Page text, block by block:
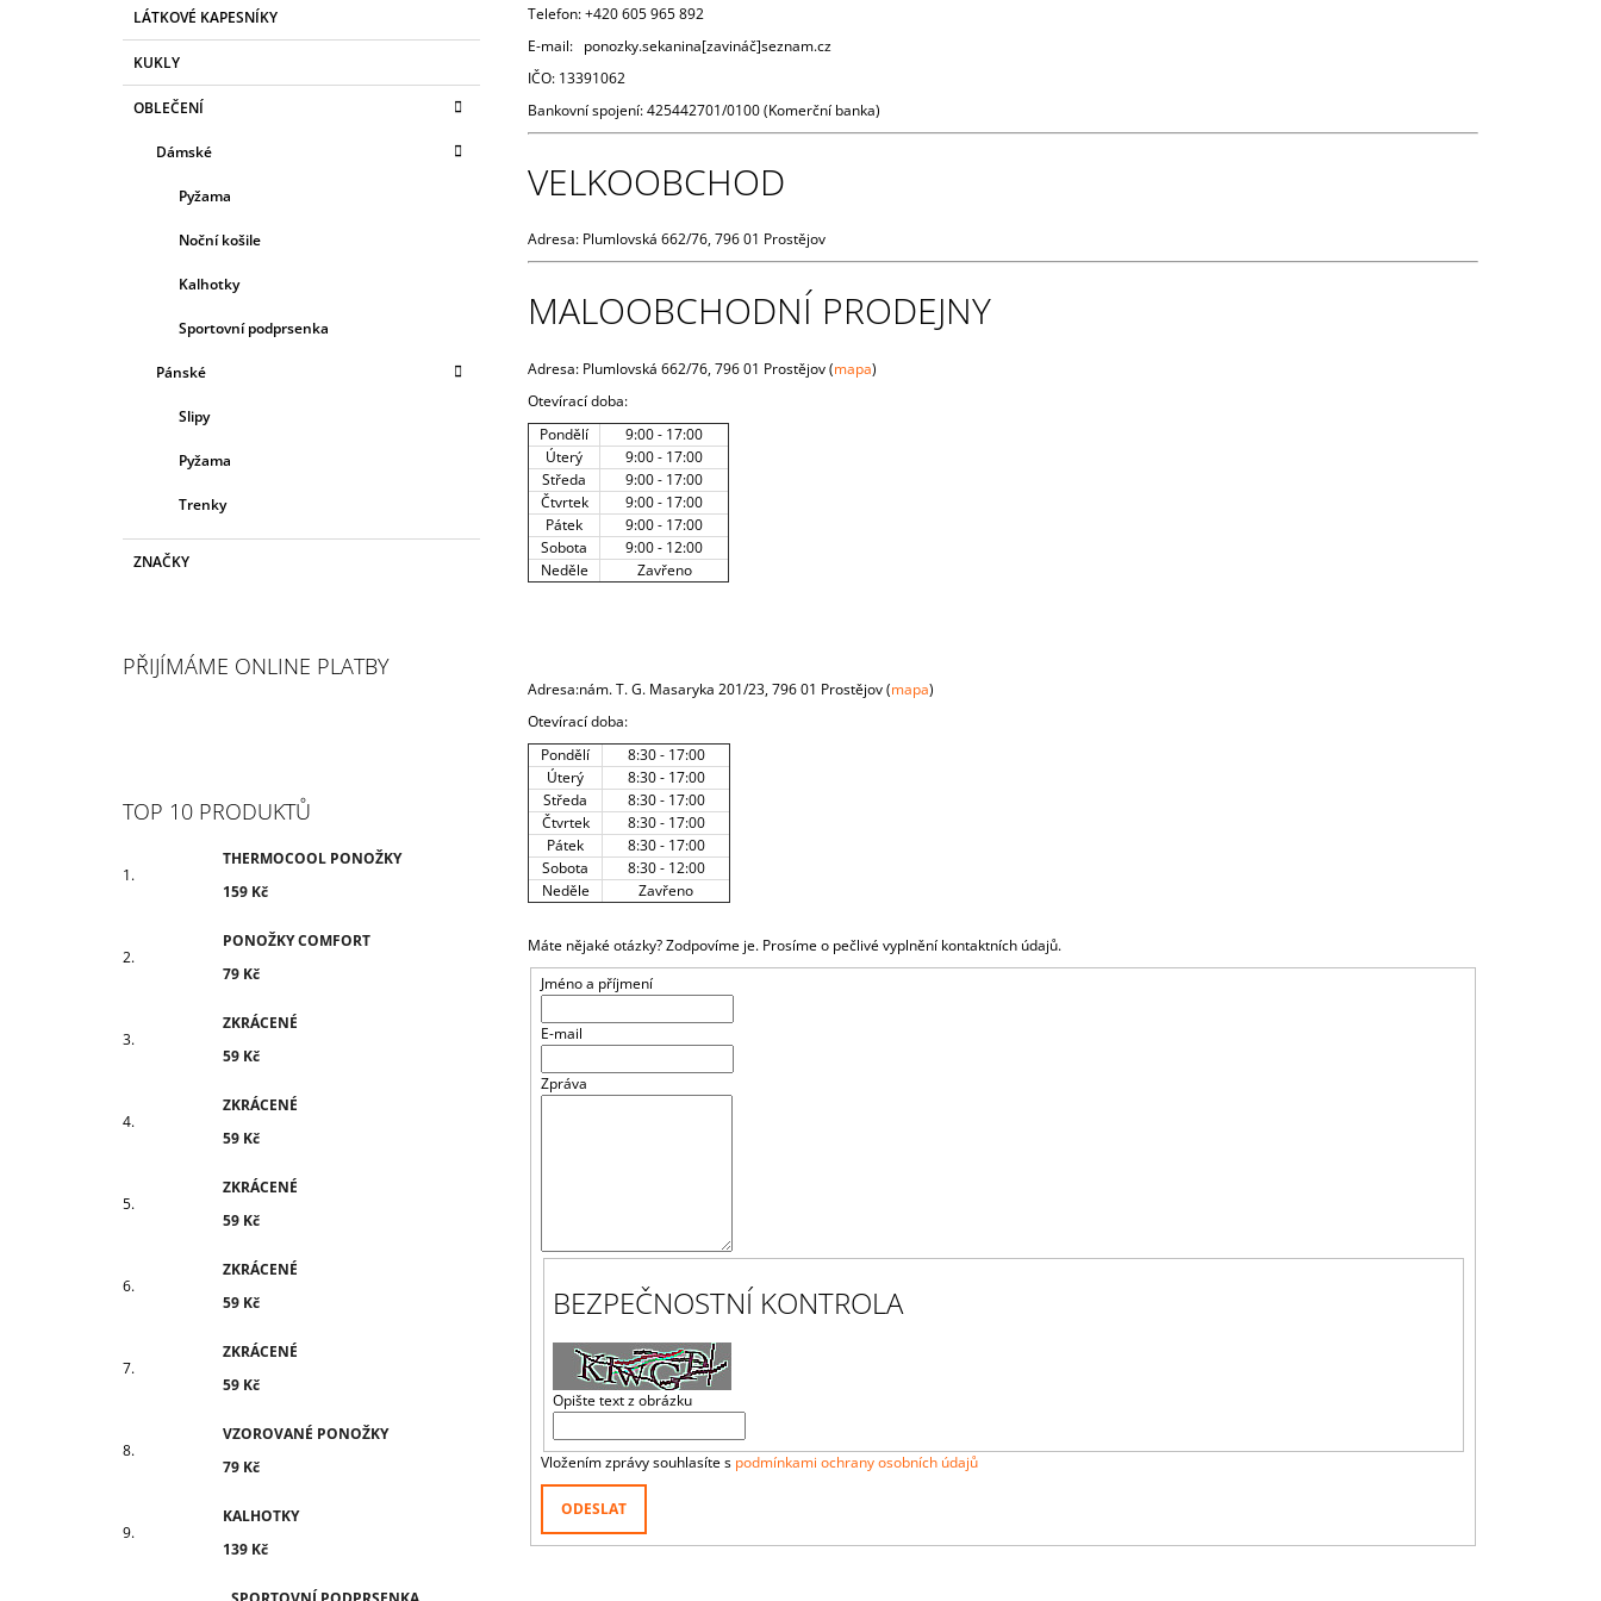
G
O
R
LÁTKOVÉ KAPESNÍKY
KUKLY
OBLEČENÍ
Dámské
Pyžama
Noční košile
Kalhotky
Sportovní podprsenka
Pánské
Slipy
Pyžama
Trenky
ZNAČKY
PŘIJÍMÁME ONLINE PLATBY
TOP 10 PRODUKTŮ
THERMOCOOL PONOŽKY
159 Kč
PONOŽKY COMFORT
79 Kč
ZKRÁCENÉ
59 Kč
ZKRÁCENÉ
59 Kč
ZKRÁCENÉ
59 Kč
ZKRÁCENÉ
59 Kč
ZKRÁCENÉ
59 Kč
VZOROVANÉ PONOŽKY
79 Kč
KALHOTKY
139 Kč
Telefon: +420 605 965 892
E-mail: ponozky.sekanina[zavináč]seznam.cz
IČO: 13391062
Bankovní spojení: 425442701/0100 (Komerční banka)
VELKOOBCHOD
Adresa: Plumlovská 662/76, 796 01 Prostějov
MALOOBCHODNÍ PRODEJNY
Adresa: Plumlovská 662/76, 796 01 Prostějov (mapa)
Otevírací doba:
Pondělí
9:00 - 17:00
Úterý
9:00 - 17:00
Středa
9:00 - 17:00
Čtvrtek
9:00 - 17:00
Pátek
9:00 - 17:00
Sobota
9:00 - 12:00
Neděle
Zavřeno
Adresa:nám. T. G. Masaryka 201/23, 796 01 Prostějov(mapa)
Otevírací doba:
Pondělí
8:30 - 17:00
Úterý
8:30 - 17:00
Středa
8:30 - 17:00
Čtvrtek
8:30 - 17:00
Pátek
8:30 - 17:00
Sobota
8:30 - 12:00
Neděle
Zavřeno
Máte nějaké otázky? Zodpovíme je. Prosíme o pečlivé vyplnění kontaktních údajů.
Jméno a příjmení
E-mail
Zpráva
BEZPEČNOSTNÍ KONTROLA
Opište text z obrázku
Vložením zprávy souhlasíte s podmínkami ochrany osobních údajů
ODESLAT
159 Kč
Původně:259 Kč
79 Kč